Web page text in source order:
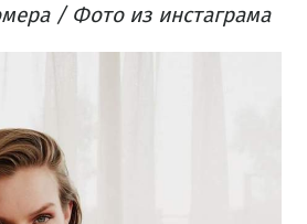
/ Фото из инстаграма